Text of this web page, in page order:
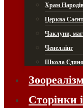
Храм
Церква
Чаклуни,
Ченеллінг
Школа
Сторінки